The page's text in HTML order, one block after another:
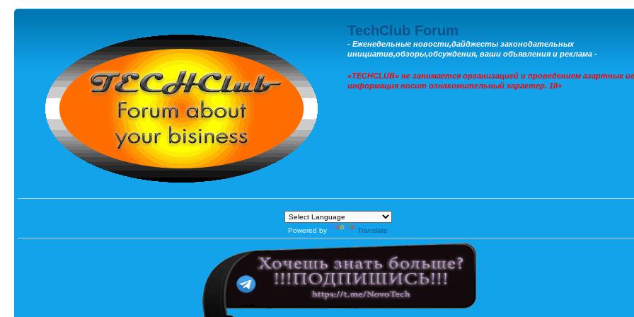
TechClub Forum
- Еженедельные новости,дайджесты законодательных
инициатив,обзоры,обсуждения, ваши объявления и реклама -
«TECHCLUB» не занимается организацией и проведением азартных
информация носит ознакомительный характер. 18+
Powered by Translate